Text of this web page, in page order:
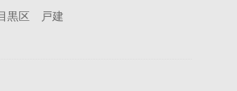
黒区 戸建